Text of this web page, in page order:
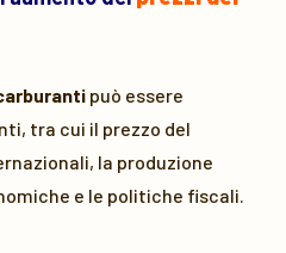
può essere
tra cui il prezzo del
la produzione
e le politiche fiscali.